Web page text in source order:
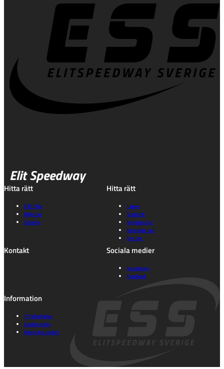
Elit Speedway
Hitta rätt
ESS Play
Biljetter
Schema
Hitta rätt
Lagen
Statistik
Nyhetsarkiv
Kontakta oss
Om oss
Kontakt Sociala medier
Instagram
Facebook
Information
Tillgänglighet
Cookie policy
Integritetspolicy